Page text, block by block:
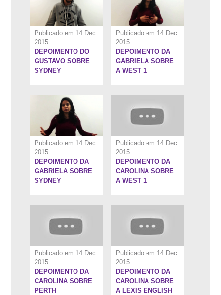
Publicado em 14 Dec
2015
DEPOIMENTO DO
GUSTAVO SOBRE
SYDNEY
Publicado em 14 Dec
2015
DEPOIMENTO DA
GABRIELA SOBRE
A WEST 1
Publicado em 14 Dec
2015
1:55''
DEPOIMENTO DA
GABRIELA SOBRE
SYDNEY
Publicado em 14 Dec
2015
1:7''
DEPOIMENTO DA
CAROLINA SOBRE
A WEST 1
Publicado em 14 Dec
2015
1:14''
DEPOIMENTO DA
CAROLINA SOBRE
PERTH
Publicado em 14 Dec
2015
1:1''
DEPOIMENTO DA
CAROLINA SOBRE
A LEXIS ENGLISH
1:42'' 1:20''